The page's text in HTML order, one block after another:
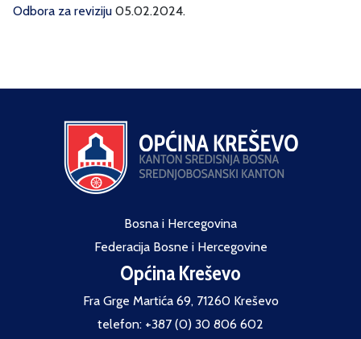
Odbora za reviziju 05.02.2024.
Bosna i Hercegovina
Federacija Bosne i Hercegovine
Općina Kreševo
Fra Grge Martića 69, 71260 Kreševo
telefon: +387 (0) 30 806 602